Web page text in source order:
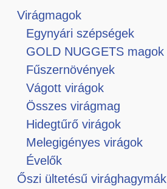
Virágmagok
Egynyári szépségek
GOLD NUGGETS magok
Fűszernövények
Vágott virágok
Összes virágmag
Hidegtűrő virágok
Melegigényes virágok
Évelők
Őszi ültetésű virághagymák